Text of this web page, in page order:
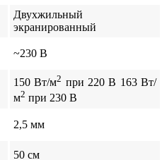
Двухжильный
экранированный
~230 В
150 Вт/м2 при 220 В 163 Вт/
м2 при 230 В
2,5 мм
50 см